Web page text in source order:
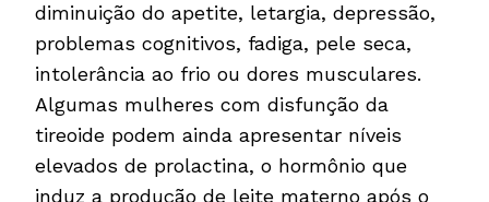
diminuição do apetite, letargia, depressão,
problemas cognitivos, fadiga, pele seca,
intolerância ao frio ou dores musculares.
Algumas mulheres com disfunção da
tireoide podem ainda apresentar níveis
elevados de prolactina, o hormônio que
induz a produção de leite materno após o